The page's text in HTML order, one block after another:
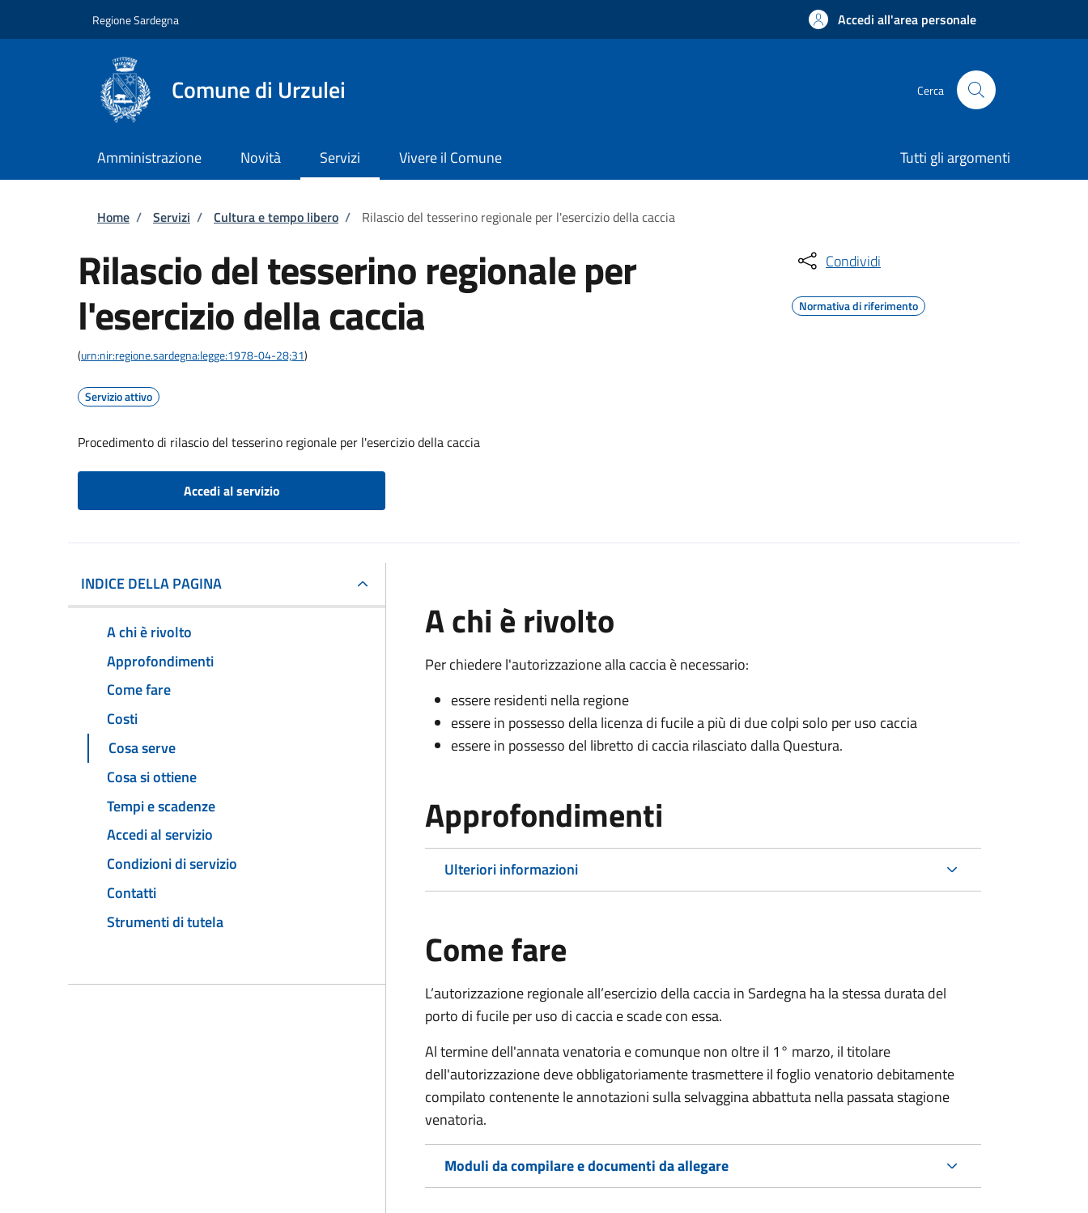
Regione Sardegna Accedi all'area personale
Comune di Urzulei Cerca
Amministrazione Novità Servizi Vivere il Comune Tutti gli argomenti
Briciole di pane
Home / Servizi / Cultura e tempo libero / Rilascio del tesserino regionale per l'esercizio della caccia
Rilascio del tesserino regionale per
l'esercizio della caccia
(urn:nir:regione.sardegna:legge:1978-04-28;31)
Servizio attivo
Procedimento di rilascio del tesserino regionale per l'esercizio della caccia
Accedi al servizio
Condividi
Normativa di riferimento
INDICE DELLA PAGINA
A chi è rivolto
Approfondimenti
Come fare
Costi
Cosa serve
Cosa si ottiene
Tempi e scadenze
Accedi al servizio
Condizioni di servizio
Contatti
Strumenti di tutela
A chi è rivolto
Per chiedere l'autorizzazione alla caccia è necessario:
essere residenti nella regione
essere in possesso della licenza di fucile a più di due colpi solo per uso caccia
essere in possesso del libretto di caccia rilasciato dalla Questura.
Approfondimenti
Ulteriori informazioni
Come fare
L’autorizzazione regionale all’esercizio della caccia in Sardegna ha la stessa durata del
porto di fucile per uso di caccia e scade con essa.
Al termine dell'annata venatoria e comunque non oltre il 1° marzo, il titolare
dell'autorizzazione deve obbligatoriamente trasmettere il foglio venatorio debitamente
compilato contenente le annotazioni sulla selvaggina abbattuta nella passata stagione
venatoria.
Moduli da compilare e documenti da allegare